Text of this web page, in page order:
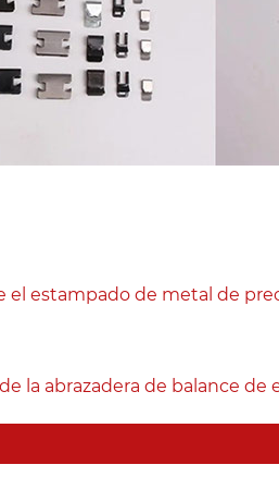
estampado de metal de
la abrazadera de balance